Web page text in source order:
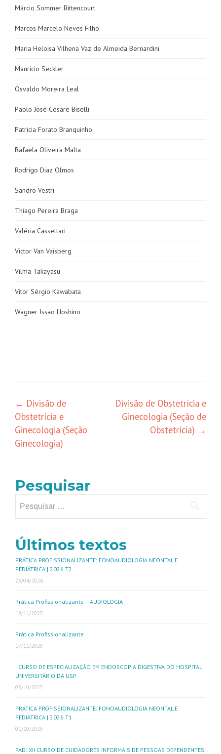
Márcio Sommer Bittencourt
Marcos Marcelo Neves Filho
Maria Heloisa Vilhena Vaz de Almeida Bernardini
Mauricio Seckler
Osvaldo Moreira Leal
Paolo José Cesare Biselli
Patricia Forato Branquinho
Rafaela Oliveira Malta
Rodrigo Diaz Olmos
Sandro Vestri
Thiago Pereira Braga
Valéria Cassettari
Victor Van Vaisberg
Vilma Takayasu
Vitor Sérgio Kawabata
Wagner Issao Hoshino
← Divisão de
Obstetrícia e
Ginecologia (Seção
Ginecologia)
Divisão de Obstetrícia e
Ginecologia (Seção de
Obstetrícia) →
Pesquisar
Últimos textos
PRÁTICA PROFISSIONALIZANTE: FONOAUDIOLOGIA NEONTAL E
PEDIÁTRICA | 2026 T2
23/04/2026
Prática Profissionalizante – AUDIOLOGIA
18/11/2025
Prática Profissionalizante
17/11/2025
I CURSO DE ESPECIALIZAÇÃO EM ENDOSCOPIA DIGESTIVA DO HOSPITAL
UNIVERSITÁRIO DA USP
03/10/2025
PRÁTICA PROFISSIONALIZANTE: FONOAUDIOLOGIA NEONTAL E
PEDIÁTRICA | 2026 T1
01/10/2025
PAD: XII CURSO DE CUIDADORES INFORMAIS DE PESSOAS DEPENDENTES